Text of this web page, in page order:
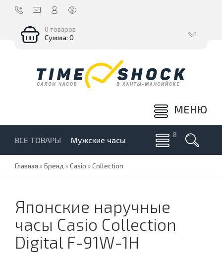
0 товаров
Сумма: 0
МЕНЮ
ВСЕ ТОВАРЫ Мужские часы
Главная »Бренд »Casio »Collection
Японские наручные
часы Casio Collection
Digital F-91W-1H